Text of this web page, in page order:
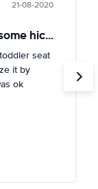
21-08-2020
In general good experience, with some hickups
seat
it by
ok